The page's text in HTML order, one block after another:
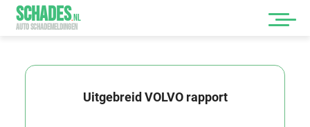
SCHADES.NL
AUTO SCHADEMELDINGEN
Uitgebreid VOLVOrapport